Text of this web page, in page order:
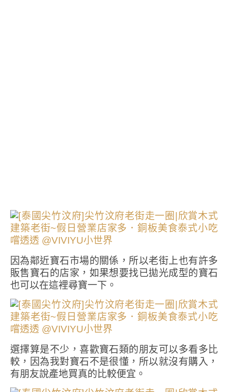
因為鄰近寶石市場的關係，所以老街上也有許多
販售寶石的店家，如果想要找已拋光成型的寶石
也可以在這裡尋寶一下。
選擇算是不少，喜歡寶石類的朋友可以多看多比
較，因為我對寶石不是很懂，所以就沒有購入，
有朋友說產地買真的比較便宜。